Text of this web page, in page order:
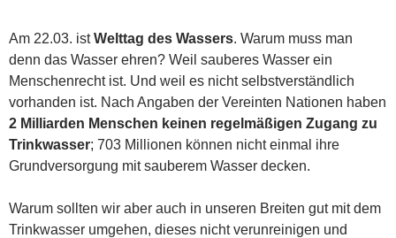
Am 22.03. istWelttag des Wassers. Warum muss man
denn das Wasser ehren? Weil sauberes Wasser ein
Menschenrecht ist. Und weil es nicht selbstverständlich
vorhanden ist. Nach Angaben der Vereinten Nationen haben
2 Milliarden Menschen keinen regelmäßigen Zugang zu
Trinkwasser; 703 Millionen können nicht einmal ihre
Grundversorgung mit sauberem Wasser decken.
Warum sollten wir aber auch in unseren Breiten gut mit dem
Trinkwasser umgehen, dieses nicht verunreinigen und